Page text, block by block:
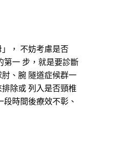
， 不妨考慮是否
第一 步，就是要診斷
、腕 隧道症候群一
排除或 列入是否頸椎
時間後療效不彰、